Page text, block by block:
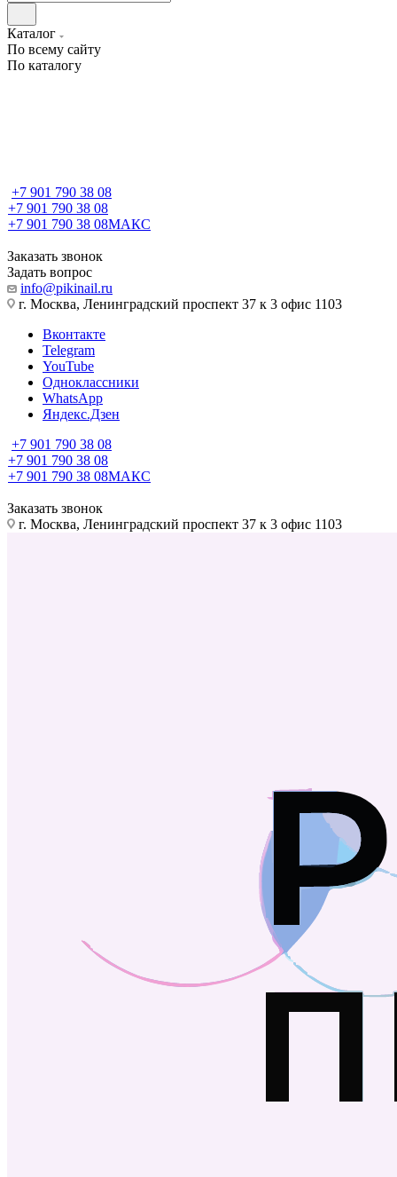
Каталог
По всему сайту
По каталогу
+7 901 790 38 08
+7 901 790 38 08
+7 901 790 38 08МАКС
Заказать звонок
Задать вопрос
info@pikinail.ru
г. Москва, Ленинградский проспект 37 к 3 офис 1103
Вконтакте
Telegram
YouTube
Одноклассники
WhatsApp
Яндекс.Дзен
+7 901 790 38 08
+7 901 790 38 08
+7 901 790 38 08МАКС
Заказать звонок
г. Москва, Ленинградский проспект 37 к 3 офис 1103